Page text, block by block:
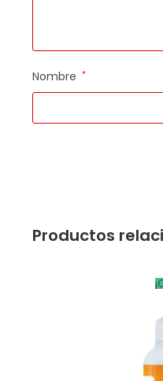
Nombre *
Productos